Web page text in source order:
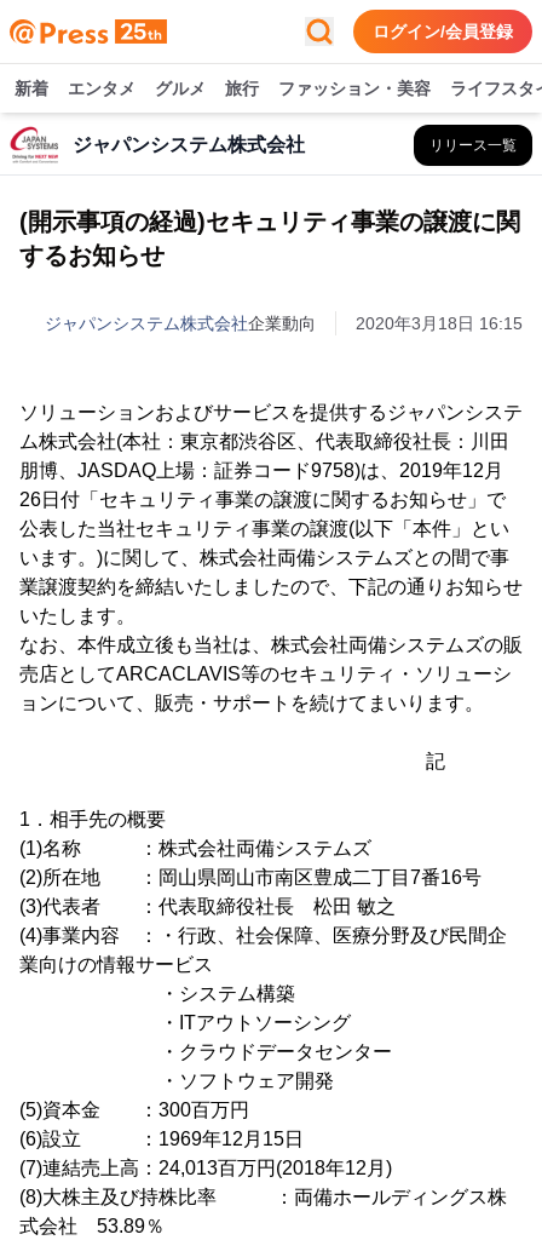
ログイン/会員登録
新着 エンタメ グルメ 旅行 ファッション・美容 ライフスタ
ジャパンシステム株式会社 リリース一覧
(開示事項の経過)セキュリティ事業の譲渡に関
するお知らせ
ジャパンシステム株式会社企業動向 2020年3月18日 16:15
ソリューションおよびサービスを提供するジャパンシステ
ム株式会社(本社：東京都渋谷区、代表取締役社長：川田
朋博、JASDAQ上場：証券コード9758)は、2019年12月
26日付「セキュリティ事業の譲渡に関するお知らせ」で
公表した当社セキュリティ事業の譲渡(以下「本件」とい
います。)に関して、株式会社両備システムズとの間で事
業譲渡契約を締結いたしましたので、下記の通りお知らせ
いたします。
なお、本件成立後も当社は、株式会社両備システムズの販
売店としてARCACLAVIS等のセキュリティ・ソリューシ
ョンについて、販売・サポートを続けてまいります。
記
1．相手先の概要
(1)名称 ：株式会社両備システムズ
(2)所在地 ：岡山県岡山市南区豊成二丁目7番16号
(3)代表者 ：代表取締役社長 松田 敏之
(4)事業内容 ：・行政、社会保障、医療分野及び民間企
業向けの情報サービス
・システム構築
・ITアウトソーシング
・クラウドデータセンター
・ソフトウェア開発
(5)資本金 ：300百万円
(6)設立 ：1969年12月15日
(7)連結売上高：24,013百万円(2018年12月)
(8)大株主及び持株比率 ：両備ホールディングス株
式会社 53.89％